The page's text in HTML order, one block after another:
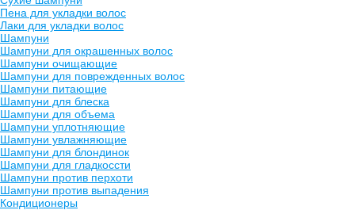
Пена для укладки волос
Лаки для укладки волос
Шампуни
Шампуни для окрашенных волос
Шампуни очищающие
Шампуни для поврежденных волос
Шампуни питающие
Шампуни для блеска
Шампуни для объема
Шампуни уплотняющие
Шампуни увлажняющие
Шампуни для блондинок
Шампуни для гладкоссти
Шампуни против перхоти
Шампуни против выпадения
Кондиционеры